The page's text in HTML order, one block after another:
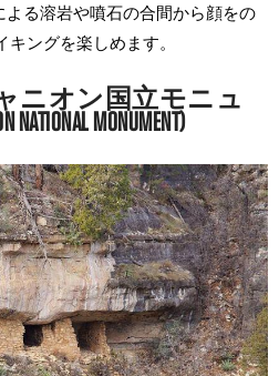
る溶岩や噴石の合間から顔をの
ングを楽しめます。
ニオン国立モニュ
MONUMENT)